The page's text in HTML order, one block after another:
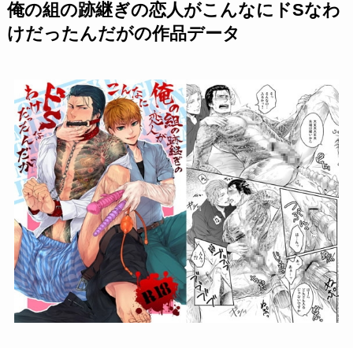
俺の組の跡継ぎの恋人がこんなにドSなわ
けだったんだがの作品データ